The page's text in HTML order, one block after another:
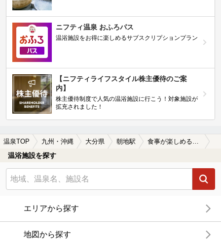
ニフティ温泉 おふろパス
温浴施設をお得に楽しめるサブスクリプションプラン
【ニフティライフスタイル株主優待のご案
内】
株主優待制度で人気の温浴施設に行こう！対象施設が
拡充されました！
温泉TOP 九州・沖縄 大分県 朝地駅 食事が楽しめる朝地駅近くの温泉、日帰り温泉、スーパー銭湯おすすめ
温浴施設を探す
エリアから探す
地図から探す